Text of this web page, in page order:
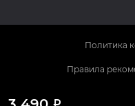
Р
© 2026
Политика
Правила